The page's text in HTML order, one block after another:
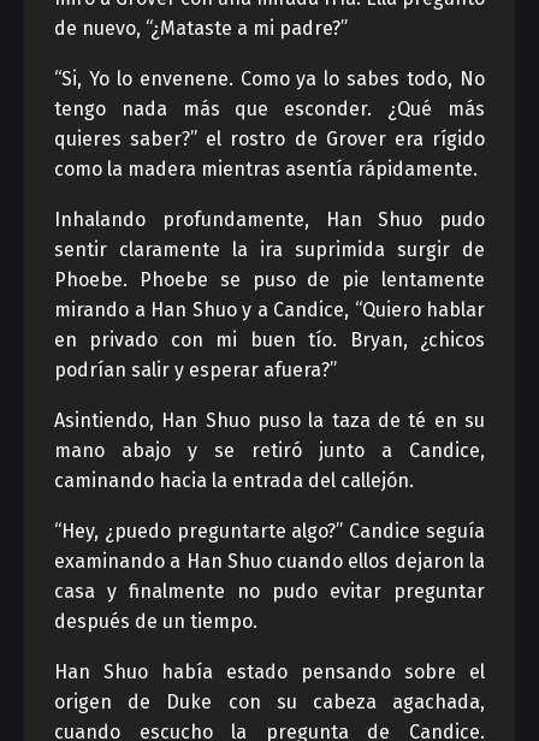
de nuevo, “¿Mataste a mi padre?”
“Si, Yo lo envenene. Como ya lo sabes todo, No
tengo nada más que esconder. ¿Qué más
quieres saber?” el rostro de Grover era rígido
como la madera mientras asentía rápidamente.
Inhalando profundamente, Han Shuo pudo
sentir claramente la ira suprimida surgir de
Phoebe. Phoebe se puso de pie lentamente
mirando a Han Shuo y a Candice, “Quiero hablar
en privado con mi buen tío. Bryan, ¿chicos
podrían salir y esperar afuera?”
Asintiendo, Han Shuo puso la taza de té en su
mano abajo y se retiró junto a Candice,
caminando hacia la entrada del callejón.
“Hey, ¿puedo preguntarte algo?” Candice seguía
examinando a Han Shuo cuando ellos dejaron la
casa y finalmente no pudo evitar preguntar
después de un tiempo.
Han Shuo había estado pensando sobre el
origen de Duke con su cabeza agachada,
cuando escucho la pregunta de Candice.